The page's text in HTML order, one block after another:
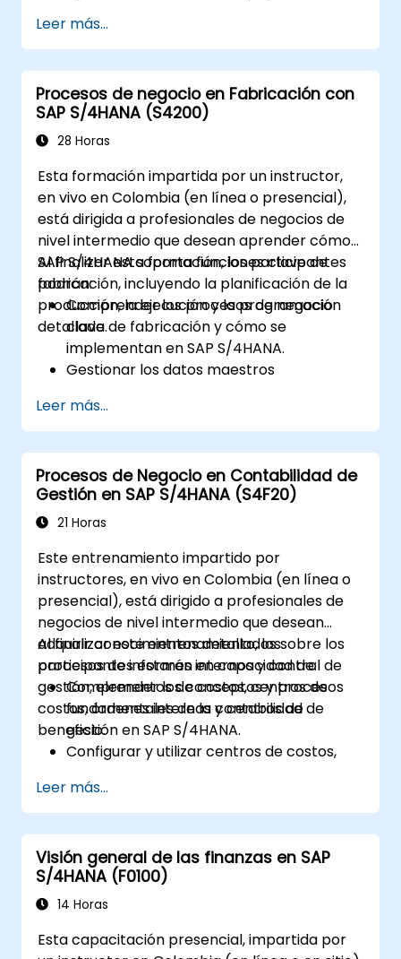
la cadena de suministro.
Explorar los diferentes módulos de SAP
IBP y sus funcionalidades.
Obtener experiencia práctica con la
interfaz de usuario y las herramientas de
SAP IBP.
Leer más...
Procesos de negocio en Fabricación con
SAP S/4HANA (S4200)
28 Horas
Esta formación impartida por un instructor,
en vivo en Colombia (en línea o presencial),
está dirigida a profesionales de negocios de
nivel intermedio que desean aprender cómo
SAP S/4HANA soporta funciones clave de
fabricación, incluyendo la planificación de la
producción, la ejecución y la programación
detallada.
Al finalizar esta formación, los participantes
podrán:
Comprender los procesos de negocio
clave de fabricación y cómo se
implementan en SAP S/4HANA.
Gestionar los datos maestros
lista de materiales (BOM), los centros de
trabajo y las versiones de producción.
Ejecutar la planificación de la producción,
la planificación de requisitos de
materiales y la planificación de
capacidades en SAP S/4HANA.
producción, incluyendo la gestión de
calidad y el control de planta.
Analizar datos de producción y generar
informes para la toma de decisiones
utilizando las herramientas de SAP
S/4HANA.
Leer más...
Procesos de Negocio en Contabilidad de
Gestión en SAP S/4HANA (S4F20)
21 Horas
Este entrenamiento impartido por
instructores, en vivo en Colombia (en línea o
presencial), está dirigido a profesionales de
negocios de nivel intermedio que desean
adquirir conocimientos detallados sobre los
procesos de informes internos y control de
gestión, elementos de costos, centros de
costos, órdenes internas y centros de
beneficio.
Al finalizar este entrenamiento, los
participantes estarán en capacidad de:
Comprender los conceptos y procesos
fundamentales de la contabilidad de
gestión en SAP S/4HANA.
Configurar y utilizar centros de costos,
análisis de rentabilidad.
Alcanzar dominio en el uso de
aplicaciones SAP Fiori para informes de
contabilidad financiera y de gestión.
Leer más...
Visión general de las finanzas en SAP
S/4HANA (F0100)
14 Horas
Esta capacitación presencial, impartida por